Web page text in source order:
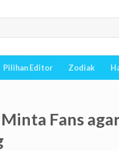
Pilihan Editor Zodiak
Fans